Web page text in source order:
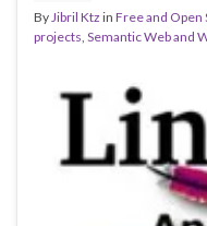
By Jibril Ktz in Free and
projects Semantic Web and